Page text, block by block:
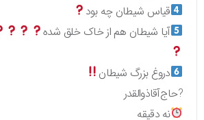
قیاس شیطان چه بود
آیا شیطان هم از خاک خلق شده
دروغ بزرگ شیطان
?حاج‌آقا‌ذوالقدر
نه دقیقه